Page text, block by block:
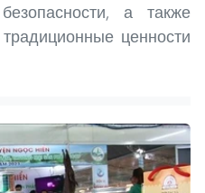
а также
ценности